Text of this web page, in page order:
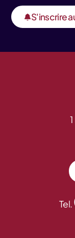
S'inscrire
Tel.